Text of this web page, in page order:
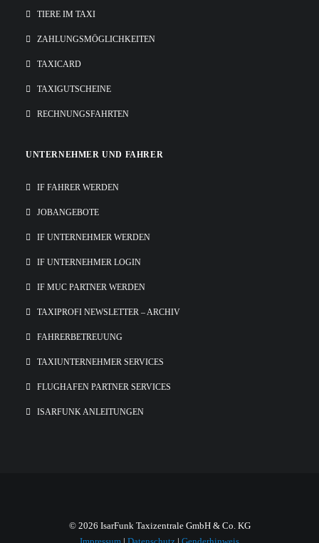
TIERE IM TAXI
ZAHLUNGSMÖGLICHKEITEN
TAXICARD
TAXIGUTSCHEINE
RECHNUNGSFAHRTEN
UNTERNEHMER UND FAHRER
IF FAHRER WERDEN
JOBANGEBOTE
IF UNTERNEHMER WERDEN
IF UNTERNEHMER LOGIN
IF MUC PARTNER WERDEN
TAXIPROFI NEWSLETTER – ARCHIV
FAHRERBETREUUNG
TAXIUNTERNEHMER SERVICES
FLUGHAFEN PARTNER SERVICES
ISARFUNK ANLEITUNGEN
© 2026 IsarFunk Taxizentrale GmbH & Co. KG